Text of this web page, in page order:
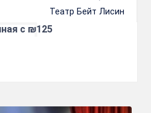
Театр Бейт Лисин
с ₪125